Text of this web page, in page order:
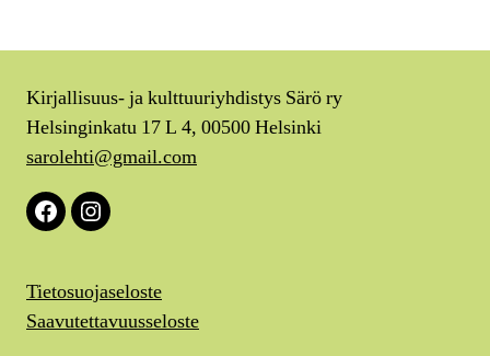
Kirjallisuus- ja kulttuuriyhdistys Särö ry
Helsinginkatu 17 L 4, 00500 Helsinki
sarolehti@gmail.com
FacebookInstagram
Tietosuojaseloste
Saavutettavuusseloste